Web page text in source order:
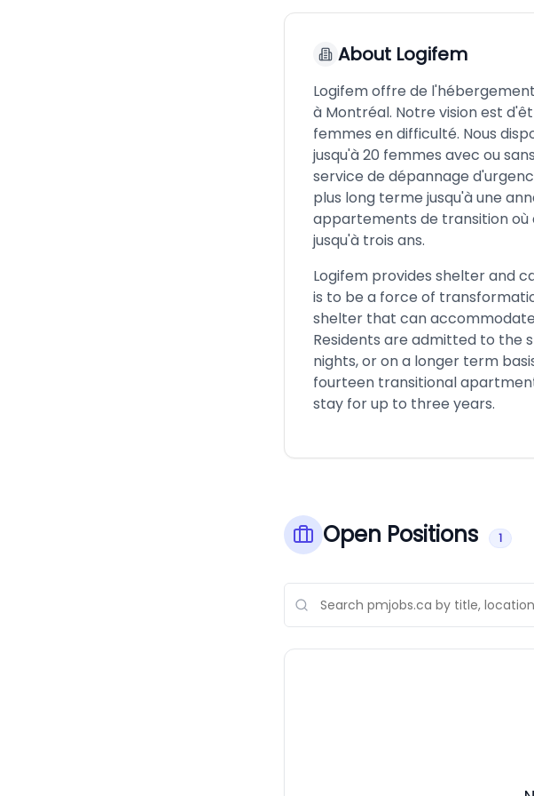
About Logifem
Logifem offre de
à Montréal. Notre vision est
femmes en difficulté. Nous
jusqu'à 20 femmes avec ou
service de dépannage
plus long terme jusqu'à une
appartements de transition
jusqu'à trois ans.
Logifem provides shelter and
is to be a force of
shelter that can
Residents are admitted to the
nights, or on a longer term
fourteen transitional
stay for up to three years.
Open Positions 1